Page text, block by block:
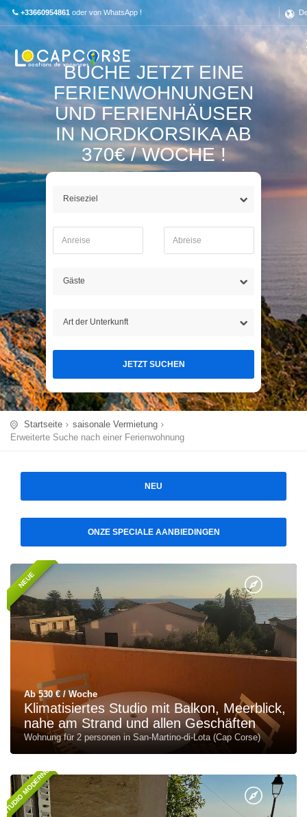
+33660954861 oder von WhatsApp !
BUCHE JETZT EINE
FERIENWOHNUNGEN
UND FERIENHÄUSER
IN NORDKORSIKA AB
370€ / WOCHE !
JETZT SUCHEN
Startseite
saisonale Vermietung
Erweiterte Suche nach einer Ferienwohnung
NEU
ONZE SPECIALE AANBIEDINGEN
NEUE
Ab 530 € / Woche
Klimatisiertes Studio mit Balkon, Meerblick,
nahe am Strand und allen Geschäften
Wohnung für 2 personen in San-Martino-di-Lota (Cap Corse)
STUDIO MODERNO